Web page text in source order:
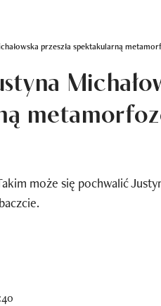
przeszła spektakularną
może się pochwalić